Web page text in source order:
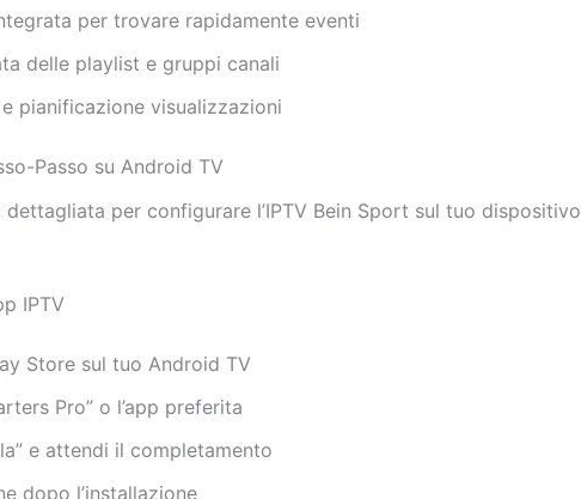
per trovare rapidamente eventi
delle playlist e gruppi canali
pianificazione visualizzazioni
Passo su Android TV
dettagliata per configurare l’IPTV Bein Sport sul tuo dispositivo
IPTV
Store sul tuo Android TV
Pro” o l’app preferita
e attendi il completamento
dopo l’installazione